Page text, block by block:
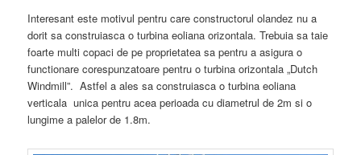
Interesant este motivul pentru care constructorul olandez nu a
dorit sa construiasca o turbina eoliana orizontala. Trebuia sa taie
foarte multi copaci de pe proprietatea sa pentru a asigura o
functionare corespunzatoare pentru o turbina orizontala „Dutch
Windmill”. Astfel a ales sa construiasca o turbina eoliana
verticala unica pentru acea perioada cu diametrul de 2m si o
lungime a palelor de 1.8m.